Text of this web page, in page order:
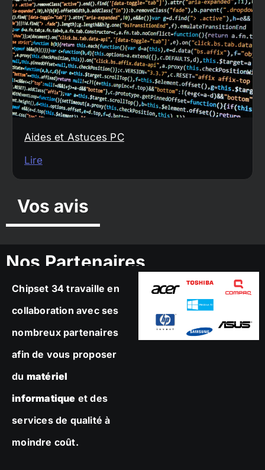
Aides et Astuces PC
Lire
Vos avis
Nos Partenaires
Chipset 34 travaille en
collaboration avec ses
nombreux partenaires
afin de vous proposer
du matériel
informatique et des
services de qualité à
moindre coût.